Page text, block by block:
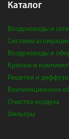
Каталог
Воздуховоды и
Системы
Воздуховоды и
Крепеж и
Решетки и
Вентиляционное
Очистка воздуха
Фильтры